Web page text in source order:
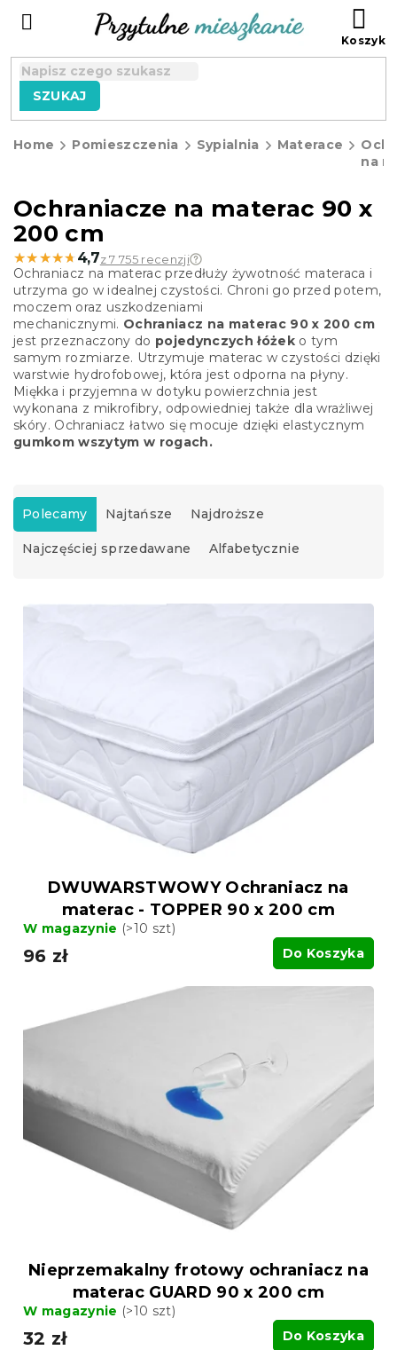
SZUKAJ
Home Pomieszczenia Sypialnia Materace
na
Ochraniacze na materac 90 x
200 cm
★★★★★
★★★★★ 4,7z 7 755 recenzji
Ochraniacz na materac przedłuży żywotność materaca i
utrzyma go w idealnej czystości. Chroni go przed potem,
moczem oraz uszkodzeniami
mechanicznymi. Ochraniacz na materac 90 x 200 cm
jest przeznaczony do pojedynczych łóżek o tym
samym rozmiarze. Utrzymuje materac w czystości dzięki
warstwie hydrofobowej, która jest odporna na płyny.
Miękka i przyjemna w dotyku powierzchnia jest
wykonana z mikrofibry, odpowiedniej także dla wrażliwej
skóry. Ochraniacz łatwo się mocuje dzięki elastycznym
gumkom wszytym w rogach.
S
o
r
p
d
u
k
Polecamy Najtańsze Najdroższe
Najczęściej sprzedawane Alfabetycznie
L
p
d
u
DWUWARSTWOWY Ochraniacz na
materac - TOPPER 90 x 200 cm
W magazynie (>10 szt)
96 zł Do Koszyka
Nieprzemakalny frotowy ochraniacz na
materac GUARD 90 x 200 cm
W magazynie (>10 szt)
32 zł Do Koszyka